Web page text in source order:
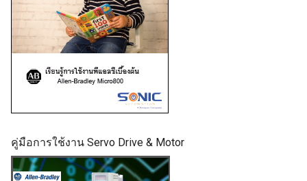
คู่มือการใช้งาน Servo Drive & Motor